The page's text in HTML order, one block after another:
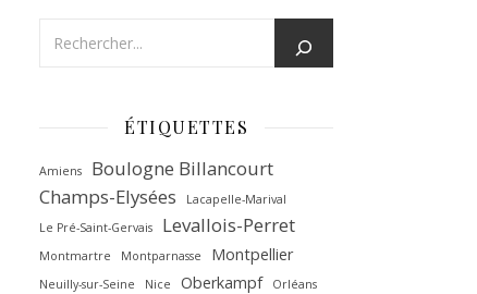
ÉTIQUETTES
Amiens
Boulogne Billancourt
Champs-Elysées
Lacapelle-Marival
Le Pré-Saint-Gervais
Levallois-Perret
Montmartre Montparnasse Montpellier
Neuilly-sur-Seine Nice Oberkampf Orléans